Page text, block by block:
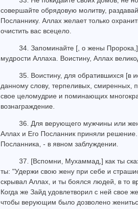
совершайте обрядовую молитву,
Посланнику. Аллах желает только
очистить вас всецело.
34. Запоминайте [, о жены
мудрости Аллаха. Воистину, Аллах
35. Воистину, для обратившихся
данному слову, терпеливых,
свое целомудрие и поминающих
вознаграждение.
36. Для верующего мужчины или
Аллах и Его Посланник приняли
Посланника, - в явном заблуждении.
37. [Вспомни, Мухаммад,] как ты
ты: "Удержи свою жену при себе и
скрывал Аллах, и ты боялся людей, в то
Когда же Зайд удовлетворил с ней свое
чтобы верующим было дозволено